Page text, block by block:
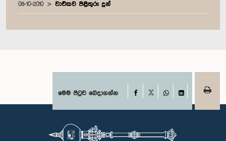
08-10-2010 වාචිකව පිළිතුරු දුන්
මෙම පිටුව බෙදාගන්න Facebook
WhatsAppLinkedIn